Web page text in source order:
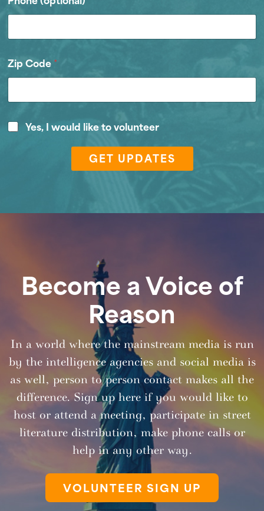
Zip Code*
V
o
r
Yes, I would like to volunteer
GET UPDATES
Become a Voice of
Reason
In a world where the mainstream media is run
by the intelligence agencies and social media is
as well, person to person contact makes all the
difference. Sign up here if you would like to
host or attend a meeting, participate in street
literature distribution, make phone calls or
help in any other way.
VOLUNTEER SIGN UP